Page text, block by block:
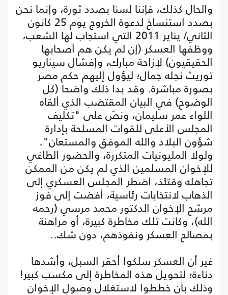
والحال كذلك، فإننا لسنا بصدد ثورة، وإنما نحن
بصدد استنساخ لدعوة الخروج يوم 25 كانون
الثاني/ يناير 2011 التي استجاب لها الشعب،
ووظفها العسكر (إن لم يكن هم أصحابها
الحقيقيون) لإزاحة مبارك، وإفشال سيناريو
توريث نجله جمال؛ ليؤول إليهم حكم مصر
بصورة مباشرة. وقد بدا ذلك واضحا (كل
الوضوح) في البيان المقتضب الذي ألقاه
اللواء عمر سليمان، ونصَّ على "تكليف
المجلس الأعلى للقوات المسلحة بإدارة
شؤون البلاد والله الموفق والمستعان".
ولولا المليونيات المتكررة، والحضور الطاغي
للإخوان المسلمين الذي لم يكن من الممكن
تجاهله وقتئذ، اضطر المجلس العسكري إلى
الذهاب لانتخابات رئاسية، أفضت إلى فوز
مرشح الإخوان الدكتور محمد مرسي (رحمه
الله)، وكانت تلك مخاطرة كبيرة، أو مراهنة
بمصالح العسكر ونفوذهم، دون شك..
غير أن العسكر سلكوا أحقر السبل، وأشدها
دناءة؛ لتحويل هذه المخاطرة إلى مكسب كبير!
وذلك بأن خططوا لاستغلال وصول الإخوان